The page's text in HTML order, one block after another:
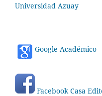
Universidad Azuay
Google Académico
Facebook Casa